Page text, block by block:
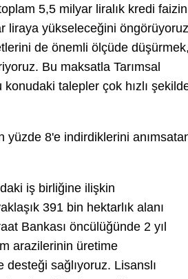
5,5 milyar liralık kredi
liraya yükseleceğini
de önemli ölçüde
Bu maksatla Tarımsal
talepler çok hızlı
yüzde 8'e indirdiklerini
iş birliğine ilişkin
391 bin hektarlık alanı
Bankası öncülüğünde 2 yıl
arazilerinin üretime
desteği sağlıyoruz. Lisanslı